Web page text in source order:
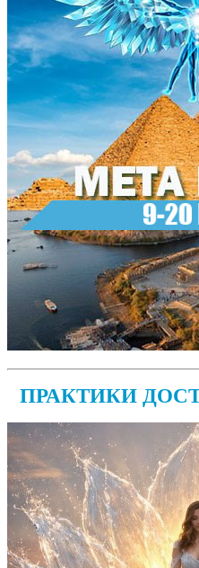
ПРАКТИКИ